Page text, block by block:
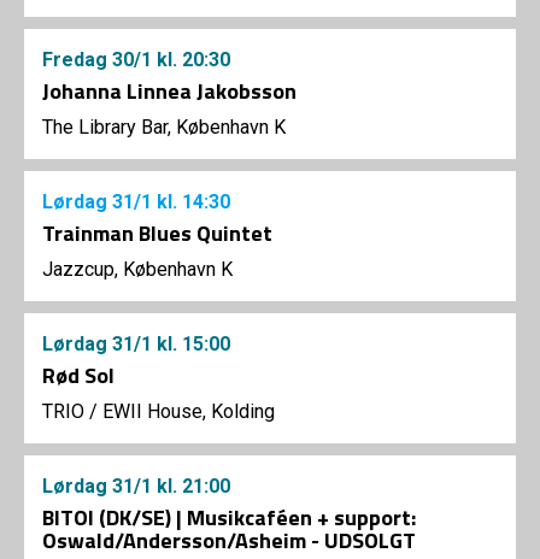
Fredag 30/1 kl. 20:30
Johanna Linnea Jakobsson
The Library Bar, København K
Lørdag 31/1 kl. 14:30
Trainman Blues Quintet
Jazzcup, København K
Lørdag 31/1 kl. 15:00
Rød Sol
TRIO / EWII House, Kolding
Lørdag 31/1 kl. 21:00
BITOI (DK/SE) | Musikcaféen + support:
Oswald/Andersson/Asheim - UDSOLGT